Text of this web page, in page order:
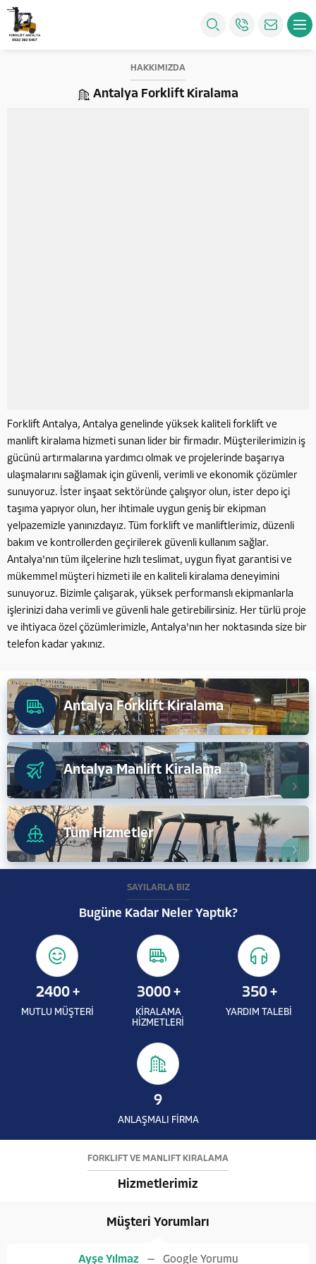
HAKKIMIZDA
Antalya Forklift Kiralama
Forklift Antalya, Antalya genelinde yüksek kaliteli forklift ve
manlift kiralama hizmeti sunan lider bir firmadır. Müşterilerimizin iş
gücünü artırmalarına yardımcı olmak ve projelerinde başarıya
ulaşmalarını sağlamak için güvenli, verimli ve ekonomik çözümler
sunuyoruz. İster inşaat sektöründe çalışıyor olun, ister depo içi
taşıma yapıyor olun, her ihtimale uygun geniş bir ekipman
yelpazemizle yanınızdayız. Tüm forklift ve manliftlerimiz, düzenli
bakım ve kontrollerden geçirilerek güvenli kullanım sağlar.
Antalya'nın tüm ilçelerine hızlı teslimat, uygun fiyat garantisi ve
mükemmel müşteri hizmeti ile en kaliteli kiralama deneyimini
sunuyoruz. Bizimle çalışarak, yüksek performanslı ekipmanlarla
işlerinizi daha verimli ve güvenli hale getirebilirsiniz. Her türlü proje
ve ihtiyaca özel çözümlerimizle, Antalya'nın her noktasında size bir
telefon kadar yakınız.
Antalya Forklift Kiralama
Antalya Manlift Kiralama
Tüm Hizmetler
SAYILARLA BİZ
Bugüne Kadar Neler Yaptık?
2400+
MUTLU MÜŞTERİ
3000+
KİRALAMA
HİZMETLERİ
350+
YARDIM TALEBİ
9
ANLAŞMALI FİRMA
FORKLİFT VE MANLİFT KİRALAMA
Hizmetlerimiz
Müşteri Yorumları
Ayşe Yılmaz Google Yorumu